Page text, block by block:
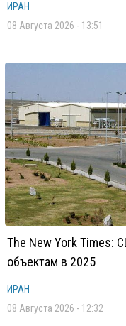
ИРАН
08 Августа 2026 - 13:51
The New York Times:
объектам в 2025
ИРАН
08 Августа 2026 - 12:32